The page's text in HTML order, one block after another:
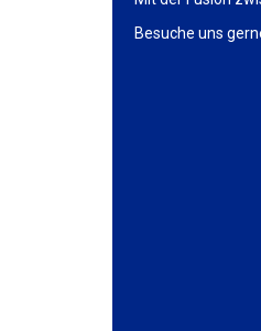
Besuche uns